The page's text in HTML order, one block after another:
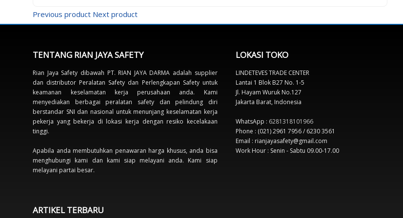
Previous product Next product
TENTANG RIAN JAYA SAFETY
Rian Jaya Safety dibawah PT. RIAN JAYA DARMA adalah supplier
dan distributor Peralatan Safety dan Perlengkapan Safety untuk
keamanan keselamatan kerja perusahaan anda. Kami
menyediakan berbagai peralatan safety dan pelindung diri
berstandar SNI dan nasional untuk menunjang keselamatan kerja
pekerja yang bekerja di lokasi kerja dengan resiko kecelakaan
tinggi.
Apabila anda membutuhkan penawaran harga khusus, anda bisa
menghubungi kami dan kami siap melayani anda. Kami siap
melayani partai besar.
ARTIKEL TERBARU
LOKASI TOKO
LINDETEVES TRADE CENTER
Lantai 1 Blok B27 No. 1-5
Jl. Hayam Wuruk No.127
Jakarta Barat, Indonesia
WhatsApp : 6281318101966
Phone : (021) 2961 7956 / 6230 3561
Email : rianjayasafety@gmail.com
Work Hour : Senin - Sabtu 09.00-17.00